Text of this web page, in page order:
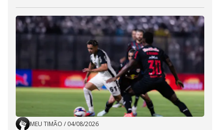
MEU TIMÃO / 04/08/2026